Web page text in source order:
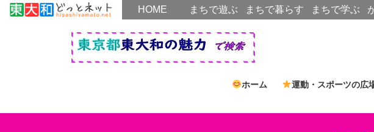
ス
ン
ホーム 運動・スポーツの広
HOMEHOME まちで遊ぶ まちで暮らす まちで学ぶ